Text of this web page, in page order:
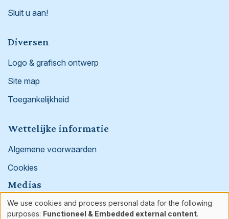
Sluit u aan!
Diversen
Logo & grafisch ontwerp
Site map
Toegankelijkheid
Wettelijke informatie
Algemene voorwaarden
Cookies
Medias
Facebook
Linked inInstagram
We use cookies and process personal data for the following
purposes: Functioneel & Embedded external content.